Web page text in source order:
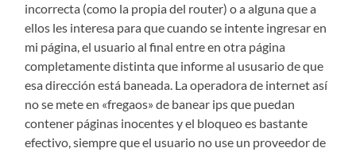
incorrecta (como la propia del router) o a alguna que a
ellos les interesa para que cuando se intente ingresar en
mi página, el usuario al final entre en otra página
completamente distinta que informe al ususario de que
esa dirección está baneada. La operadora de internet así
no se mete en «fregaos» de banear ips que puedan
contener páginas inocentes y el bloqueo es bastante
efectivo, siempre que el usuario no use un proveedor de